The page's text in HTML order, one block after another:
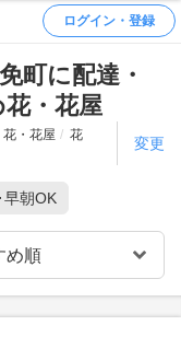
ログイン・登録
町に配達・
・花屋
花・花屋
花
変更
早朝OK